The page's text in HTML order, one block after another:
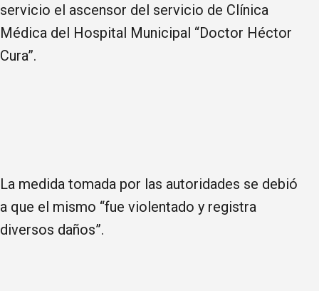
servicio el ascensor del servicio de Clínica
Médica del Hospital Municipal “Doctor Héctor
Cura”.
La medida tomada por las autoridades se debió
a que el mismo “fue violentado y registra
diversos daños”.